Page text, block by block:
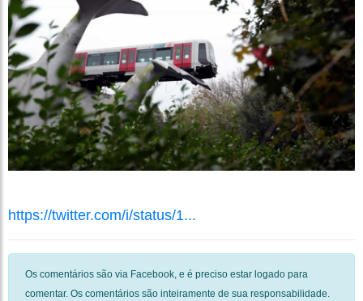
https://twitter.com/i/status/1...
Os comentários são via Facebook, e é preciso estar logado para
comentar. Os comentários são inteiramente de sua responsabilidade.